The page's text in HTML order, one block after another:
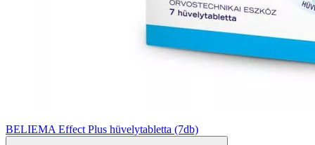
BELIEMA Effect Plus hüvelytabletta (7db)